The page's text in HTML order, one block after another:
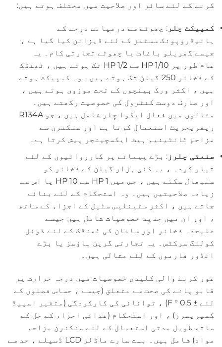
کرنے کے لئے سائز اور صلاحیت میں مختلف ہوتے ہیں:
کمپیکٹ چلر : چھوٹے سے درمیانے درجے کے
ہائیڈروپونک سسٹمز کے لئے ڈیزائن کیا گیا ہے ،
جیسے گھریلو باغات یا چھوٹے تجارتی کام۔ یہ
عام طور پر 1/10 HP سے 1/2 HP تک ہوتے ہیں ، ٹھنڈک
کے ذخائر 250 گیلن تک ہوتے ہیں۔ وہ کمپیکٹ ہوتے
ہیں ، اکثر ورک بینچوں کے تحت موزوں ہوتے ہیں ،
اور صارف دوست کنٹرول کی خصوصیت رکھتے ہیں۔
مثالوں میں فعال ایکوا چِلر شامل ہیں ، جو R134A
ریفریجریٹ استعمال کرتا ہے اور سنکنرن سے
مزاحم ٹائٹینیم ہیٹ ایکسچینجر پیش کرتا ہے۔
صنعتی چلرز : بڑے پیمانے پر کارروائیوں کے لئے
تیار کردہ ، یہ کئی ہزار گیلن کے ذخائر کو
سنبھال سکتے ہیں ، جس میں 1 HP سے 10 HP یا اس سے
زیادہ صلاحیتیں ہیں۔ وہ استحکام کے لئے بنائے
جاتے ہیں ، اکثر سٹینلیس سٹیل کے اجزاء کے ساتھ
، اور ان میں جدید خصوصیات شامل ہیں جیسے
علیحدہ ذخائر اور سامان کی ٹھنڈک کے لئے ڈوئل
کولنگ سرکٹس۔ یہ تجارتی گرین ہاؤسز یا بڑے
انڈور فارموں کے لئے مثالی ہیں۔
غور کرنے والی کلیدی خصوصیات میں درجہ حرارت پر
قابو پانے کی صحت سے متعلق (جیسے ، حساس فصلوں کے
لئے ± 0.5 ° F) ، توانائی کی کارکردگی (متغیر اسپیڈ
کمپریسرز) ، اور استحکام (غذائی اجزاء کے حل کے
ساتھ طویل مدتی استعمال کے لئے سنکنرن مزاحم
مواد) شامل ہیں۔ بہت سارے ماڈلز LCD ڈسپلے ، حد سے